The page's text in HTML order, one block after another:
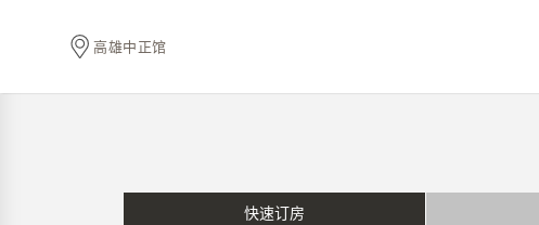
高雄中正馆
快速订房